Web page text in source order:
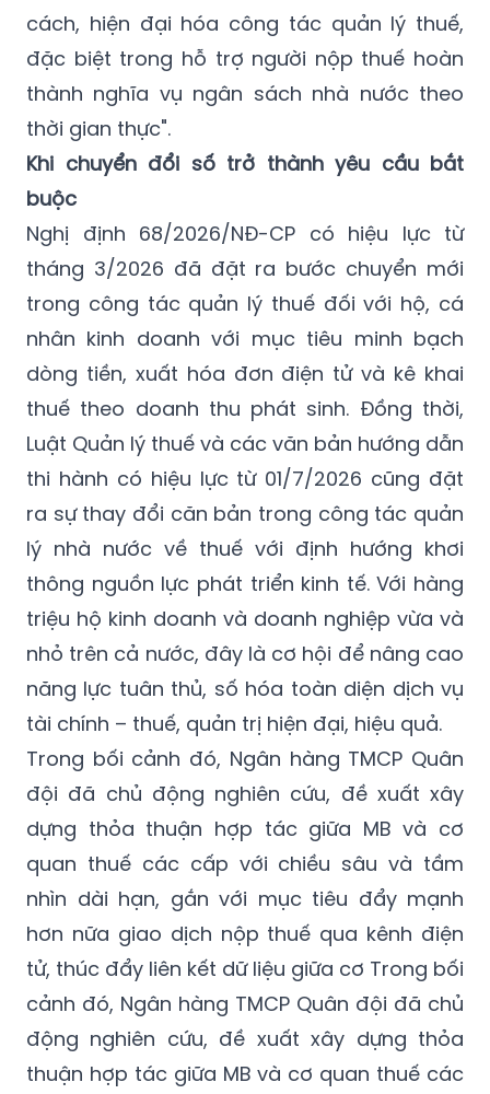
cách, hiện đại hóa công tác quản lý thuế,
đặc biệt trong hỗ trợ người nộp thuế hoàn
thành nghĩa vụ ngân sách nhà nước theo
thời gian thực".
Khi chuyển đổi số trở thành yêu cầu bắt
buộc
Nghị định 68/2026/NĐ-CP có hiệu lực từ
tháng 3/2026 đã đặt ra bước chuyển mới
trong công tác quản lý thuế đối với hộ, cá
nhân kinh doanh với mục tiêu minh bạch
dòng tiền, xuất hóa đơn điện tử và kê khai
thuế theo doanh thu phát sinh. Đồng thời,
Luật Quản lý thuế và các văn bản hướng dẫn
thi hành có hiệu lực từ 01/7/2026 cũng đặt
ra sự thay đổi căn bản trong công tác quản
lý nhà nước về thuế với định hướng khơi
thông nguồn lực phát triển kinh tế. Với hàng
triệu hộ kinh doanh và doanh nghiệp vừa và
nhỏ trên cả nước, đây là cơ hội để nâng cao
năng lực tuân thủ, số hóa toàn diện dịch vụ
tài chính – thuế, quản trị hiện đại, hiệu quả.
Trong bối cảnh đó, Ngân hàng TMCP Quân
đội đã chủ động nghiên cứu, đề xuất xây
dựng thỏa thuận hợp tác giữa MB và cơ
quan thuế các cấp với chiều sâu và tầm
nhìn dài hạn, gắn với mục tiêu đẩy mạnh
hơn nữa giao dịch nộp thuế qua kênh điện
tử, thúc đẩy liên kết dữ liệu giữa cơ Trong bối
cảnh đó, Ngân hàng TMCP Quân đội đã chủ
động nghiên cứu, đề xuất xây dựng thỏa
thuận hợp tác giữa MB và cơ quan thuế các